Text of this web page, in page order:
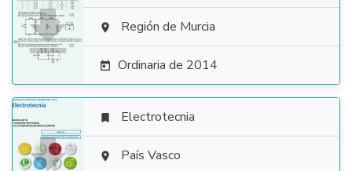
  Región de Murcia
 Ordinaria de 2014
 Electrotecnia
 País Vasco